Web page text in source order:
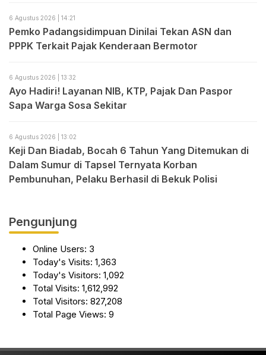
6 Agustus 2026 | 14:21
Pemko Padangsidimpuan Dinilai Tekan ASN dan
PPPK Terkait Pajak Kenderaan Bermotor
6 Agustus 2026 | 13:32
Ayo Hadiri! Layanan NIB, KTP, Pajak Dan Paspor
Sapa Warga Sosa Sekitar
6 Agustus 2026 | 13:02
Keji Dan Biadab, Bocah 6 Tahun Yang Ditemukan di
Dalam Sumur di Tapsel Ternyata Korban
Pembunuhan, Pelaku Berhasil di Bekuk Polisi
Pengunjung
Online Users: 3
Today's Visits: 1,363
Today's Visitors: 1,092
Total Visits: 1,612,992
Total Visitors: 827,208
Total Page Views: 9